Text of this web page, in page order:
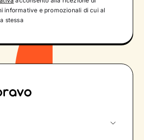
informative e promozionali di cui al
stessa